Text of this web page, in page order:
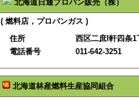
北海道日通プロパン販売（株）
( 燃料店，プロパンガス )
住所
西区二庶l軒四条1
電話番号
011-642-3251
北海道林産燃料生産協同組合